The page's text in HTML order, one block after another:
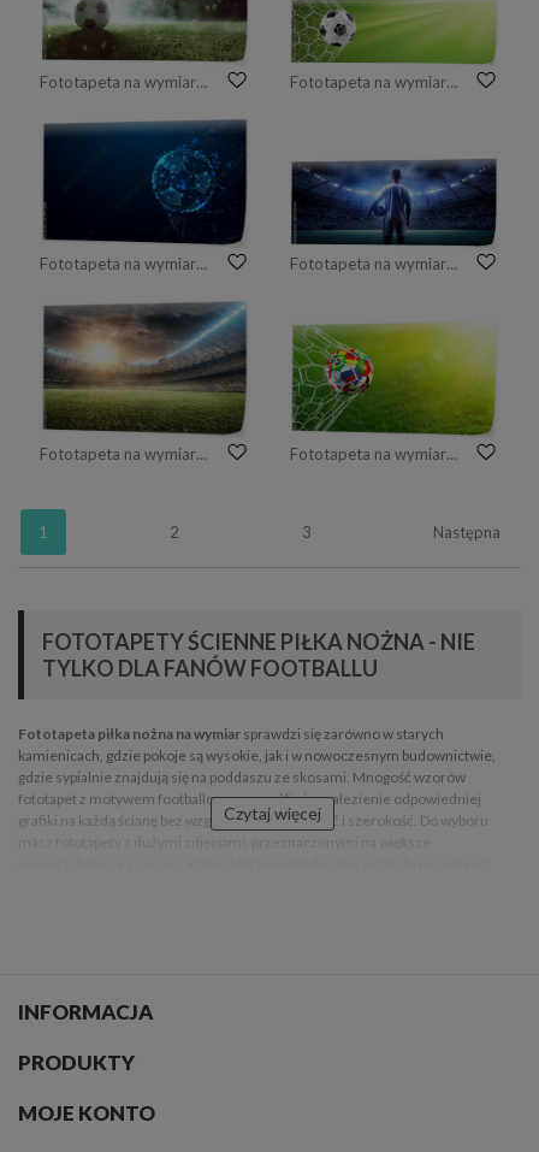
Fototapeta na wymiar Piłka nożna leży na trawie na stadionie w dymie Fototapeta na wymiar Piłki nożnej tło z piłki nożnej w cel sieci
Fototapeta na wymiar Piłka w bramce z linii i trójkątów, punkt łączenia sieci na niebieskim tle. Wektor Fototapeta na wymiar Piłkarz na stadionie
Fototapeta na wymiar stadion piłkarski 9 Fototapeta na wymiar Piłka nożna flagi w bramce - Rosja 2018
1 2 3 Następna
FOTOTAPETY ŚCIENNE PIŁKA NOŻNA - NIE
TYLKO DLA FANÓW FOOTBALLU
Fototapeta piłka nożna na wymiar sprawdzi się zarówno w starych
kamienicach, gdzie pokoje są wysokie, jak i w nowoczesnym budownictwie,
gdzie sypialnie znajdują się na poddaszu ze skosami. Mnogość wzorów
fototapet z motywem footballowym umożliwia znalezienie odpowiedniej
grafiki na każdą ścianę bez względu na jej wysokość i szerokość. Do wyboru
DLA MAŁYCH I DUŻYCH CHŁOPCÓW
Czytaj więcej
INFORMACJA
PRODUKTY
MOJE KONTO